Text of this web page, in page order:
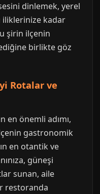
dinlemek, yerel
iliklerinize kadar
şirin ilçenin
birlikte göz
Rotalar ve
en önemli adımı,
gastronomik
en otantik ve
güneşi
sunan, aile
restoranda